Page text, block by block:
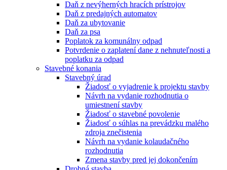
Daň z nevýherných hracích prístrojov
Daň z predajných automatov
Daň za ubytovanie
Daň za psa
Poplatok za komunálny odpad
Potvrdenie o zaplatení dane z nehnuteľnosti a
poplatku za odpad
Stavebné konania
Stavebný úrad
Žiadosť o vyjadrenie k projektu stavby
Návrh na vydanie rozhodnutia o
umiestnení stavby
Žiadosť o stavebné povolenie
Žiadosť o súhlas na prevádzku malého
zdroja znečistenia
Návrh na vydanie kolaudačného
rozhodnutia
Zmena stavby pred jej dokončením